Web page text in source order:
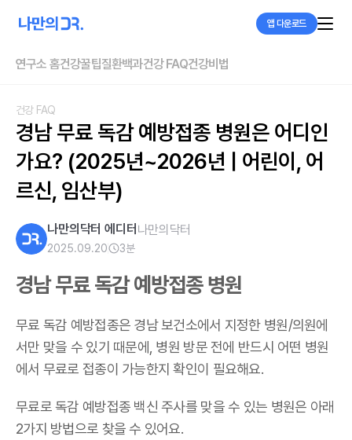
앱 다운로드
연구소 홈건강꿀팁질환백과건강 FAQ건강비법
건강 FAQ
경남 무료 독감 예방접종 병원은 어디인
가요? (2025년~2026년 | 어린이, 어
르신, 임산부)
나만의닥터 에디터 나만의닥터
2025.09.20 3분
경남 무료 독감 예방접종 병원
무료 독감 예방접종은 경남 보건소에서 지정한 병원/의원에
서만 맞을 수 있기 때문에, 병원 방문 전에 반드시 어떤 병원
에서 무료로 접종이 가능한지 확인이 필요해요.
무료로 독감 예방접종 백신 주사를 맞을 수 있는 병원은 아래
2가지 방법으로 찾을 수 있어요.